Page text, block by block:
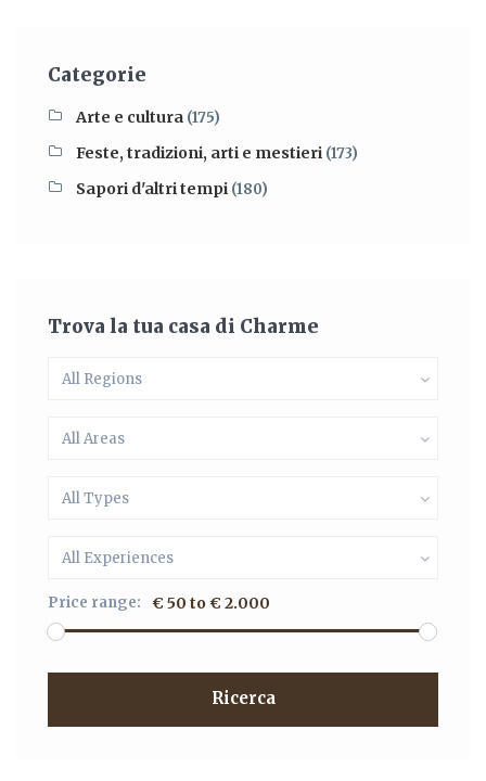
Categorie
Arte e cultura (175)
Feste, tradizioni, arti e mestieri (173)
Sapori d'altri tempi (180)
Trova la tua casa di Charme
All Regions
All Areas
All Types
All Experiences
Price range: € 50 to € 2.000
Ricerca